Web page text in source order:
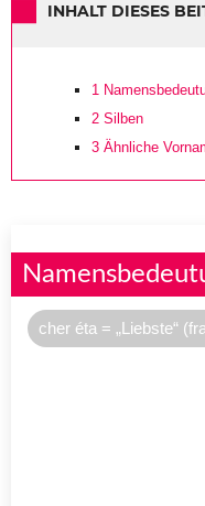
INHALT DIESES
1
2 Silben
3 Ähnliche
cher éta = „Liebste“